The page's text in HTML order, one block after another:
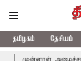
தமிழகம் தேசியம்
அமைச்சர்